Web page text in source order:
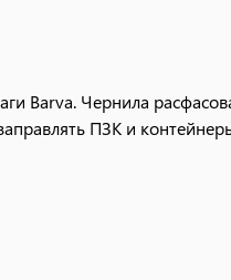
Barva. Чернила
ПЗК и